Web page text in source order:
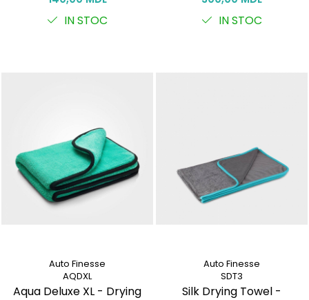
IN STOC IN STOC
Auto Finesse
AQDXL
Aqua Deluxe XL - Drying
Auto Finesse
SDT3
Silk Drying Towel -